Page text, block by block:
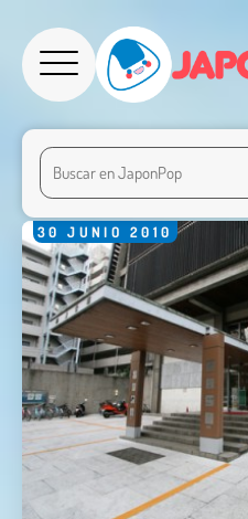
30 JUNIO 2010